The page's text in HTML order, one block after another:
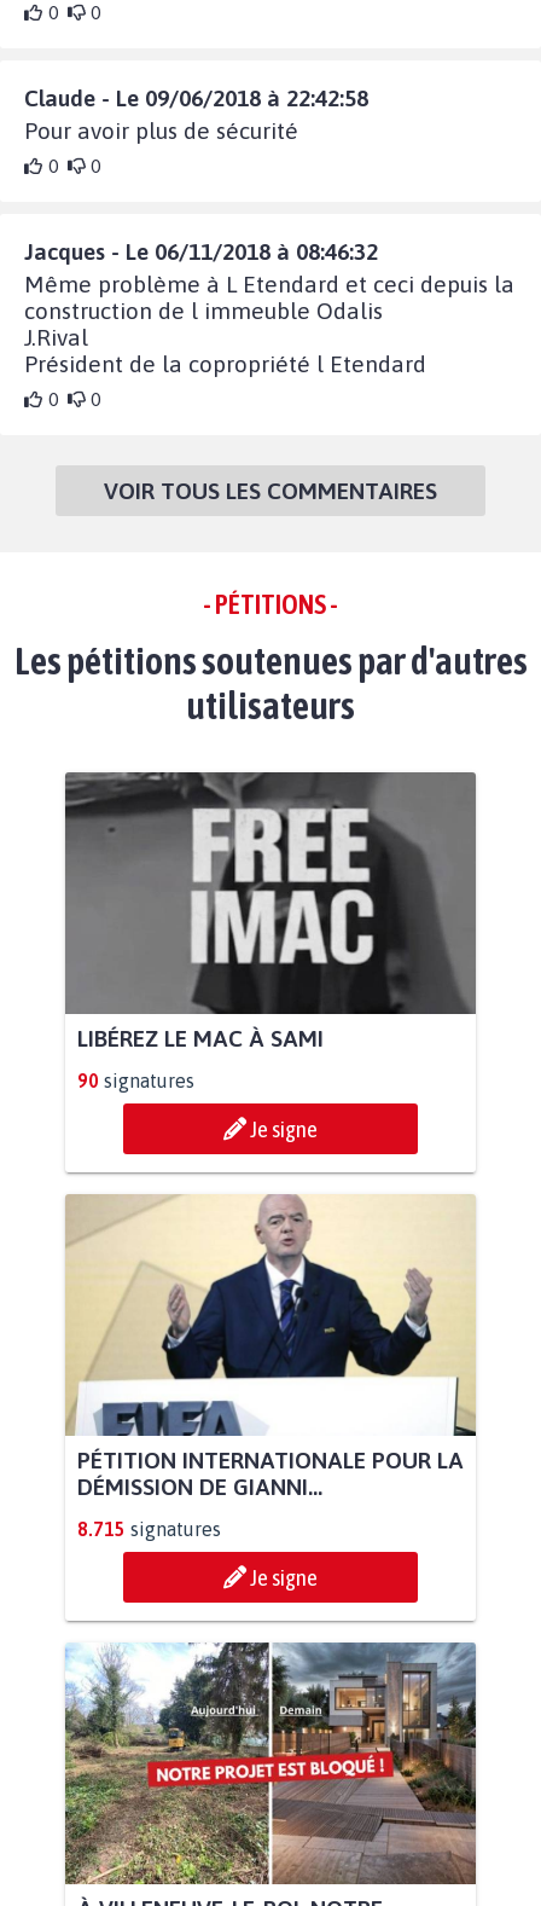
0 0
Claude - Le 09/06/2018 à 22:42:58
Pour avoir plus de sécurité
0 0
Jacques - Le 06/11/2018 à 08:46:32
Même problème à L Etendard et ceci depuis la
construction de l immeuble Odalis
J.Rival
Président de la copropriété l Etendard
0 0
VOIR TOUS LES COMMENTAIRES
- PÉTITIONS -
Les pétitions soutenues par d'autres
utilisateurs
LIBÉREZ LE MAC À SAMI
90 signatures
Je signe
PÉTITION INTERNATIONALE POUR LA
DÉMISSION DE GIANNI...
8.715 signatures
Je signe